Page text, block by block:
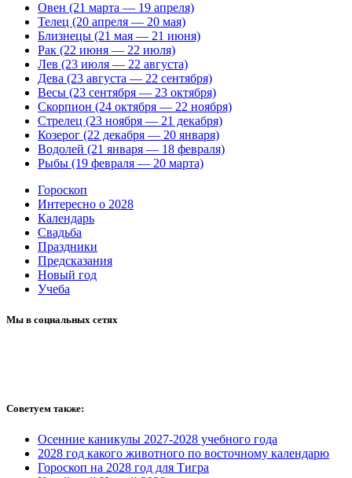
Овен (21 марта — 19 апреля)
Телец (20 апреля — 20 мая)
Близнецы (21 мая — 21 июня)
Рак (22 июня — 22 июля)
Лев (23 июля — 22 августа)
Дева (23 августа — 22 сентября)
Весы (23 сентября — 23 октября)
Скорпион (24 октября — 22 ноября)
Стрелец (23 ноября — 21 декабря)
Козерог (22 декабря — 20 января)
Водолей (21 января — 18 февраля)
Рыбы (19 февраля — 20 марта)
Гороскоп
Интересно о 2028
Календарь
Свадьба
Праздники
Предсказания
Новый год
Учеба
Мы в социальных сетях
Советуем также:
Осенние каникулы 2027-2028 учебного года
2028 год какого животного по восточному календарю
Гороскоп на 2028 год для Тигра